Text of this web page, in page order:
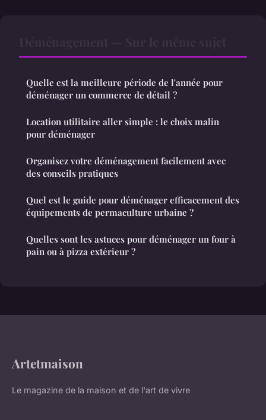
Quelle est la meilleure période de l'année pour
déménager un commerce de détail ?
Location utilitaire aller simple : le choix malin
pour déménager
Organisez votre déménagement facilement avec
des conseils pratiques
Quel est le guide pour déménager efficacement des
équipements de permaculture urbaine ?
Quelles sont les astuces pour déménager un four à
pain ou à pizza extérieur ?
Artetmaison
Le magazine de la maison et de l'art de vivre